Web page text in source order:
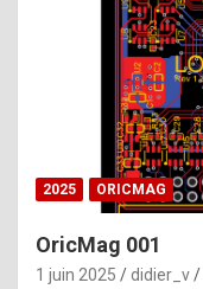
2025 ORICMAG
OricMag 001
1 juin 2025 didier_v